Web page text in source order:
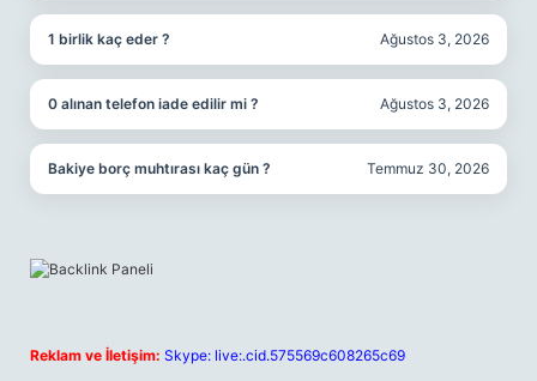
1 birlik kaç eder ? Ağustos 3, 2026
0 alınan telefon iade edilir mi ? Ağustos 3, 2026
Bakiye borç muhtırası kaç gün ? Temmuz 30, 2026
Reklam ve İletişim: Skype: live:.cid.575569c608265c69